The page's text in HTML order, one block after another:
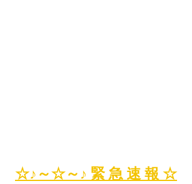
☆♪～☆～♪ 緊 急 速 報 ☆